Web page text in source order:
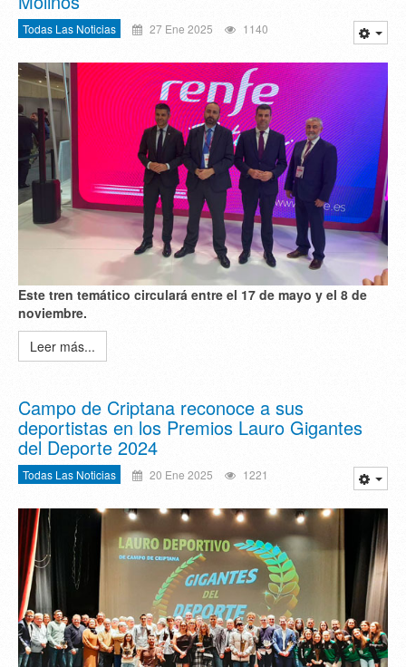
Todas Las Noticias 27 Ene 2025 1140
Este tren temático circulará entre el 17 de mayo y el 8 de
noviembre.
Leer más...
Campo de Criptana reconoce a sus
deportistas en los Premios Lauro Gigantes
del Deporte 2024
Todas Las Noticias 20 Ene 2025 1221